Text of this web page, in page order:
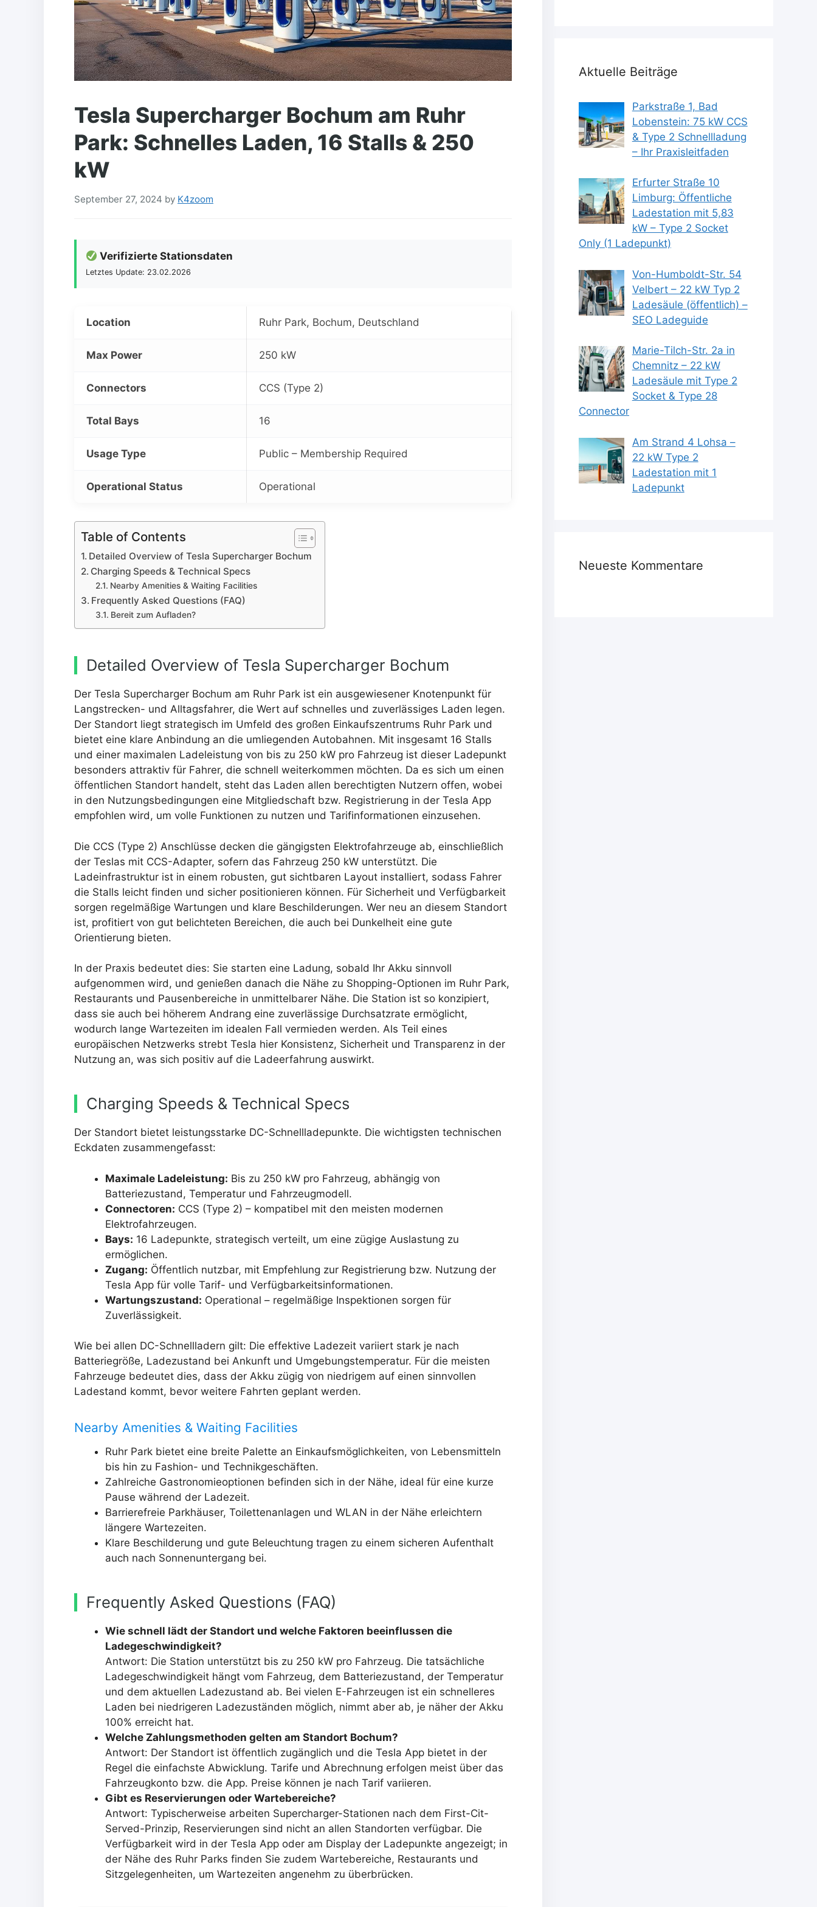
Tesla Supercharger Bochum am Ruhr
Park: Schnelles Laden, 16 Stalls & 250
kW
September 27, 2024 by K4zoom
Verifizierte Stationsdaten
Letztes Update: 23.02.2026
Location Ruhr Park, Bochum, Deutschland
Max Power 250 kW
Connectors CCS (Type 2)
Total Bays 16
Usage Type Public – Membership Required
Operational Status Operational
Table of Contents
Detailed Overview of Tesla Supercharger Bochum
Charging Speeds & Technical Specs
Nearby Amenities & Waiting Facilities
Frequently Asked Questions (FAQ)
Bereit zum Aufladen?
Detailed Overview of Tesla Supercharger Bochum
Der Tesla Supercharger Bochum am Ruhr Park ist ein ausgewiesener Knotenpunkt für
Langstrecken- und Alltagsfahrer, die Wert auf schnelles und zuverlässiges Laden legen.
Der Standort liegt strategisch im Umfeld des großen Einkaufszentrums Ruhr Park und
bietet eine klare Anbindung an die umliegenden Autobahnen. Mit insgesamt 16 Stalls
und einer maximalen Ladeleistung von bis zu 250 kW pro Fahrzeug ist dieser Ladepunkt
besonders attraktiv für Fahrer, die schnell weiterkommen möchten. Da es sich um einen
öffentlichen Standort handelt, steht das Laden allen berechtigten Nutzern offen, wobei
in den Nutzungsbedingungen eine Mitgliedschaft bzw. Registrierung in der Tesla App
empfohlen wird, um volle Funktionen zu nutzen und Tarifinformationen einzusehen.
Die CCS (Type 2) Anschlüsse decken die gängigsten Elektrofahrzeuge ab, einschließlich
der Teslas mit CCS-Adapter, sofern das Fahrzeug 250 kW unterstützt. Die
Ladeinfrastruktur ist in einem robusten, gut sichtbaren Layout installiert, sodass Fahrer
die Stalls leicht finden und sicher positionieren können. Für Sicherheit und Verfügbarkeit
sorgen regelmäßige Wartungen und klare Beschilderungen. Wer neu an diesem Standort
ist, profitiert von gut belichteten Bereichen, die auch bei Dunkelheit eine gute
Orientierung bieten.
In der Praxis bedeutet dies: Sie starten eine Ladung, sobald Ihr Akku sinnvoll
aufgenommen wird, und genießen danach die Nähe zu Shopping-Optionen im Ruhr Park,
Restaurants und Pausenbereiche in unmittelbarer Nähe. Die Station ist so konzipiert,
dass sie auch bei höherem Andrang eine zuverlässige Durchsatzrate ermöglicht,
wodurch lange Wartezeiten im idealen Fall vermieden werden. Als Teil eines
europäischen Netzwerks strebt Tesla hier Konsistenz, Sicherheit und Transparenz in der
Nutzung an, was sich positiv auf die Ladeerfahrung auswirkt.
Charging Speeds & Technical Specs
Der Standort bietet leistungsstarke DC-Schnellladepunkte. Die wichtigsten technischen
Eckdaten zusammengefasst:
Maximale Ladeleistung: Bis zu 250 kW pro Fahrzeug, abhängig von
Batteriezustand, Temperatur und Fahrzeugmodell.
Connectoren: CCS (Type 2) – kompatibel mit den meisten modernen
Elektrofahrzeugen.
Bays: 16 Ladepunkte, strategisch verteilt, um eine zügige Auslastung zu
ermöglichen.
Zugang: Öffentlich nutzbar, mit Empfehlung zur Registrierung bzw. Nutzung der
Tesla App für volle Tarif- und Verfügbarkeitsinformationen.
Wartungszustand: Operational – regelmäßige Inspektionen sorgen für
Zuverlässigkeit.
Wie bei allen DC-Schnellladern gilt: Die effektive Ladezeit variiert stark je nach
Batteriegröße, Ladezustand bei Ankunft und Umgebungstemperatur. Für die meisten
Fahrzeuge bedeutet dies, dass der Akku zügig von niedrigem auf einen sinnvollen
Ladestand kommt, bevor weitere Fahrten geplant werden.
Nearby Amenities & Waiting Facilities
Ruhr Park bietet eine breite Palette an Einkaufsmöglichkeiten, von Lebensmitteln
bis hin zu Fashion- und Technikgeschäften.
Zahlreiche Gastronomieoptionen befinden sich in der Nähe, ideal für eine kurze
Pause während der Ladezeit.
Barrierefreie Parkhäuser, Toilettenanlagen und WLAN in der Nähe erleichtern
längere Wartezeiten.
Klare Beschilderung und gute Beleuchtung tragen zu einem sicheren Aufenthalt
auch nach Sonnenuntergang bei.
Frequently Asked Questions (FAQ)
Wie schnell lädt der Standort und welche Faktoren beeinflussen die
Ladegeschwindigkeit?
Antwort: Die Station unterstützt bis zu 250 kW pro Fahrzeug. Die tatsächliche
Ladegeschwindigkeit hängt vom Fahrzeug, dem Batteriezustand, der Temperatur
und dem aktuellen Ladezustand ab. Bei vielen E-Fahrzeugen ist ein schnelleres
Laden bei niedrigeren Ladezuständen möglich, nimmt aber ab, je näher der Akku
100% erreicht hat.
Welche Zahlungsmethoden gelten am Standort Bochum?
Antwort: Der Standort ist öffentlich zugänglich und die Tesla App bietet in der
Regel die einfachste Abwicklung. Tarife und Abrechnung erfolgen meist über das
Fahrzeugkonto bzw. die App. Preise können je nach Tarif variieren.
Gibt es Reservierungen oder Wartebereiche?
Antwort: Typischerweise arbeiten Supercharger-Stationen nach dem First-Cit-
Served-Prinzip, Reservierungen sind nicht an allen Standorten verfügbar. Die
Verfügbarkeit wird in der Tesla App oder am Display der Ladepunkte angezeigt; in
der Nähe des Ruhr Parks finden Sie zudem Wartebereiche, Restaurants und
Sitzgelegenheiten, um Wartezeiten angenehm zu überbrücken.
Aktuelle Beiträge
Parkstraße 1, Bad
Lobenstein: 75 kW CCS
& Type 2 Schnellladung
– Ihr Praxisleitfaden
Erfurter Straße 10
Limburg: Öffentliche
Ladestation mit 5,83
kW – Type 2 Socket
Only (1 Ladepunkt)
Von-Humboldt-Str. 54
Velbert – 22 kW Typ 2
Ladesäule (öffentlich) –
SEO Ladeguide
Marie-Tilch-Str. 2a in
Chemnitz – 22 kW
Ladesäule mit Type 2
Socket & Type 28
Connector
Am Strand 4 Lohsa –
22 kW Type 2
Ladestation mit 1
Ladepunkt
Neueste Kommentare